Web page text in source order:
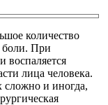
количество
При
воспаляется
лица человека.
сложно и иногда,